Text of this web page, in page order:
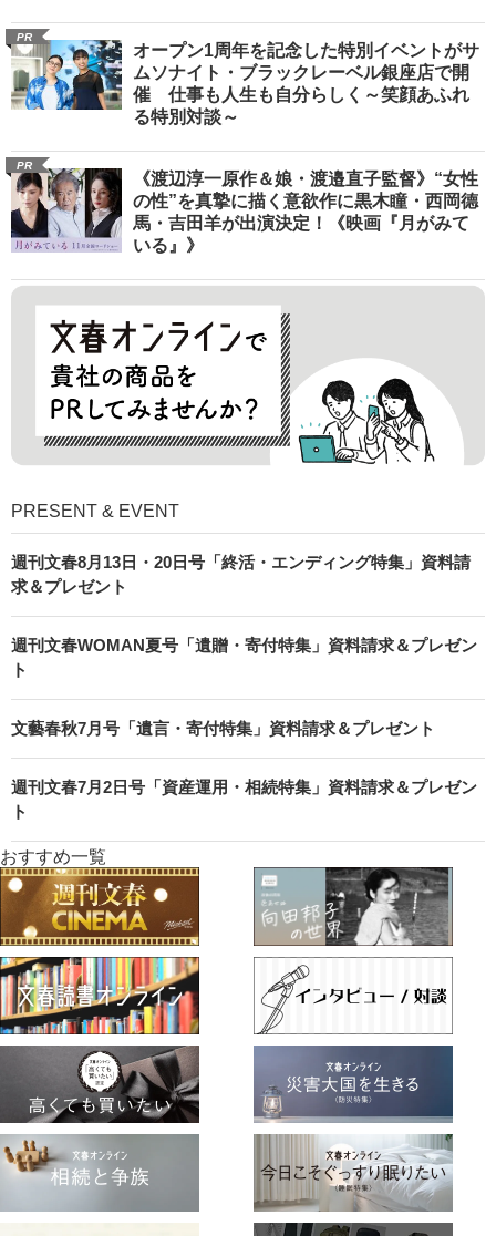
PR
オープン1周年を記念した特別イベントがサ
ムソナイト・ブラックレーベル銀座店で開
催 仕事も人生も自分らしく～笑顔あふれ
る特別対談～
PR
《渡辺淳一原作＆娘・渡邉直子監督》“女性
の性”を真摯に描く意欲作に黒木瞳・西岡德
馬・吉田羊が出演決定！《映画『月がみて
いる』》
PRESENT & EVENT
週刊文春8月13日・20日号「終活・エンディング特集」資料請
求＆プレゼント
週刊文春WOMAN夏号「遺贈・寄付特集」資料請求＆プレゼン
ト
文藝春秋7月号「遺言・寄付特集」資料請求＆プレゼント
週刊文春7月2日号「資産運用・相続特集」資料請求＆プレゼン
ト
おすすめ一覧